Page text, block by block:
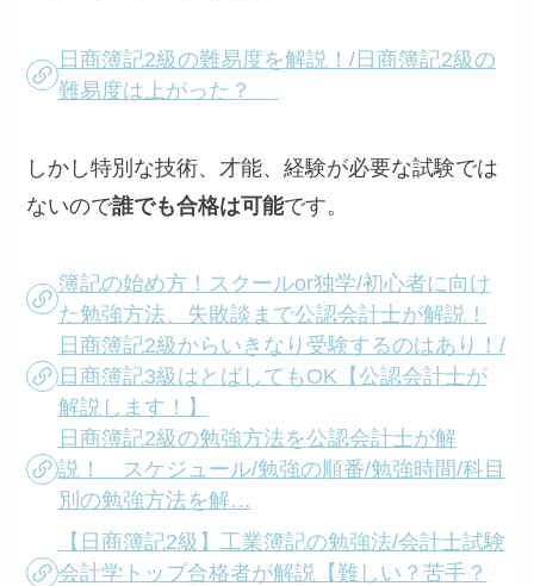
日商簿記2級の難易度を解説！/日商簿記2級の
難易度は上がった？
しかし特別な技術、才能、経験が必要な試験では
ないので誰でも合格は可能です。
簿記の始め方！スクールor独学/初心者に向け
た勉強方法、失敗談まで公認会計士が解説！
日商簿記2級からいきなり受験するのはあり！/
日商簿記3級はとばしてもOK【公認会計士が
解説します！】
日商簿記2級の勉強方法を公認会計士が解
説！ スケジュール/勉強の順番/勉強時間/科目
別の勉強方法を解…
【日商簿記2級】工業簿記の勉強法/会計士試験
会計学トップ合格者が解説【難しい？苦手？